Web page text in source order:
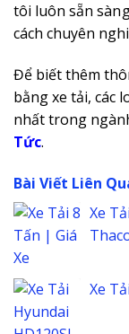
tôi luôn sẵn
cách chuyên
Để biết thêm
bằng xe tải, các
nhất trong
Tức.
Bài Viết Liên
Xe
Xe